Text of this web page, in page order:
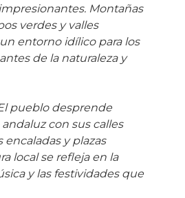
Montañas
verdes y valles
entorno idílico para los
de la naturaleza y
pueblo desprende
con sus calles
encaladas y plazas
local se refleja en la
y las festividades que